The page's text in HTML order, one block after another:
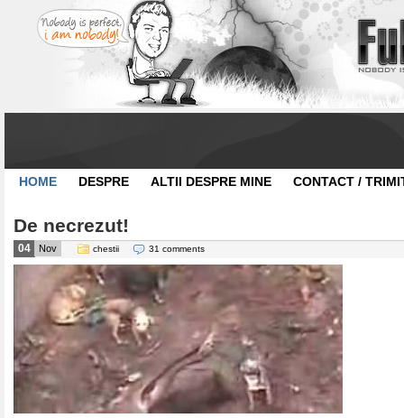
HOME DESPRE ALTII DESPRE MINE CONTACT /
De necrezut!
04 Nov chestii 31 comments